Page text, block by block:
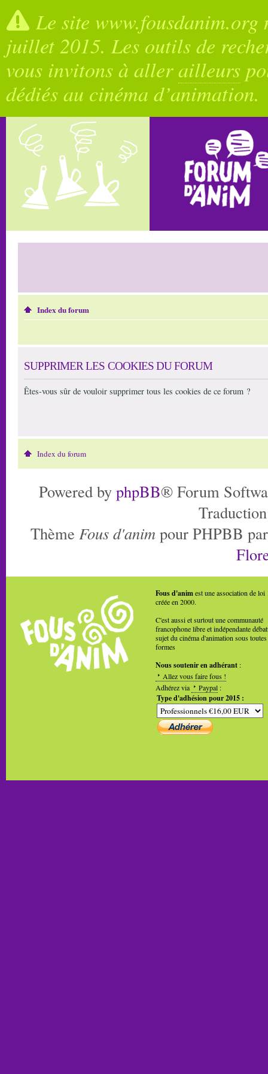
Le site
juillet 2015. Les outils de
vous invitons à allerailleurs
dédiés au cinéma d’animation.
Index du forum
SUPPRIMER LES COOKIES DU FORUM
Êtes-vous sûr de vouloir supprimer tous les cookies de ce forum ?
Index du forum
Powered by phpBB® Forum
Thème Fous d'anim pour PHPBB
Fous d'animest une association de loi
créée en 2000.
C'est aussi et surtout une communauté
francophone libre et indépendante
sujet du cinéma d'animation sous toutes
formes
Nous soutenir en adhérant :
Allez vous faire fous !
Adhérez via
Paypal :
Type d'adhésion pour 2015 :